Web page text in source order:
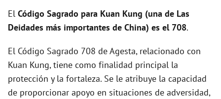
El Código Sagrado para Kuan Kung (una de Las
Deidades más importantes de China) es el 708.
El Código Sagrado 708 de Agesta, relacionado con
Kuan Kung, tiene como finalidad principal la
protección y la fortaleza. Se le atribuye la capacidad
de proporcionar apoyo en situaciones de adversidad,